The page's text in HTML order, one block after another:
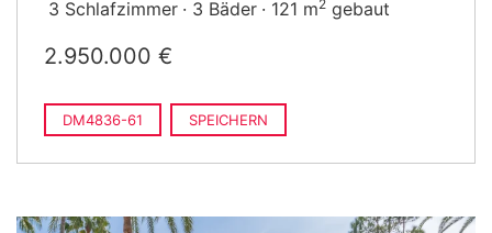
3 Schlafzimmer 3 Bäder 121 m2 gebaut
2.950.000 €
DM4836-61 SPEICHERN